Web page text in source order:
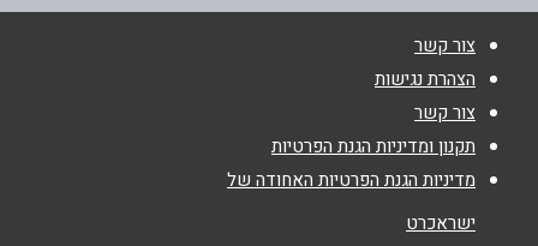
שם מלא
טלפון
צור קשר
הצהרת נגישות
צור קשר
תקנון ומדיניות הגנת הפרטיות
מדיניות הגנת הפרטיות האחודה של
ישראכרט